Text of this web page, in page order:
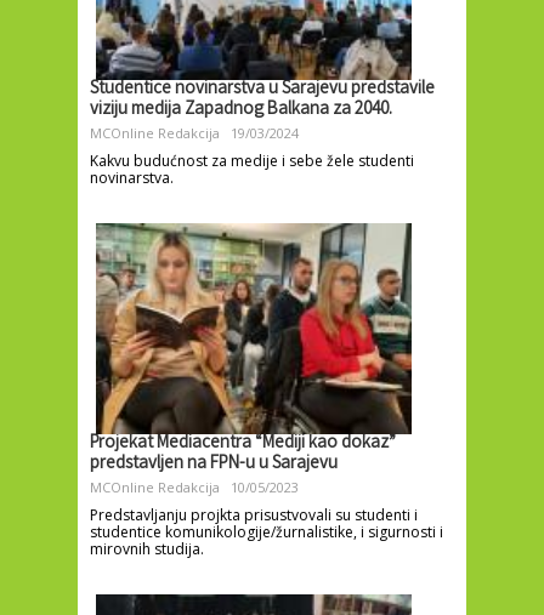
Studentice novinarstva u Sarajevu predstavile
viziju medija Zapadnog Balkana za 2040.
MCOnline Redakcija 19/03/2024
Kakvu budućnost za medije i sebe žele studenti
novinarstva.
Projekat Mediacentra “Mediji kao dokaz”
predstavljen na FPN-u u Sarajevu
MCOnline Redakcija 10/05/2023
Predstavljanju projkta prisustvovali su studenti i
studentice komunikologije/žurnalistike, i sigurnosti i
mirovnih studija.